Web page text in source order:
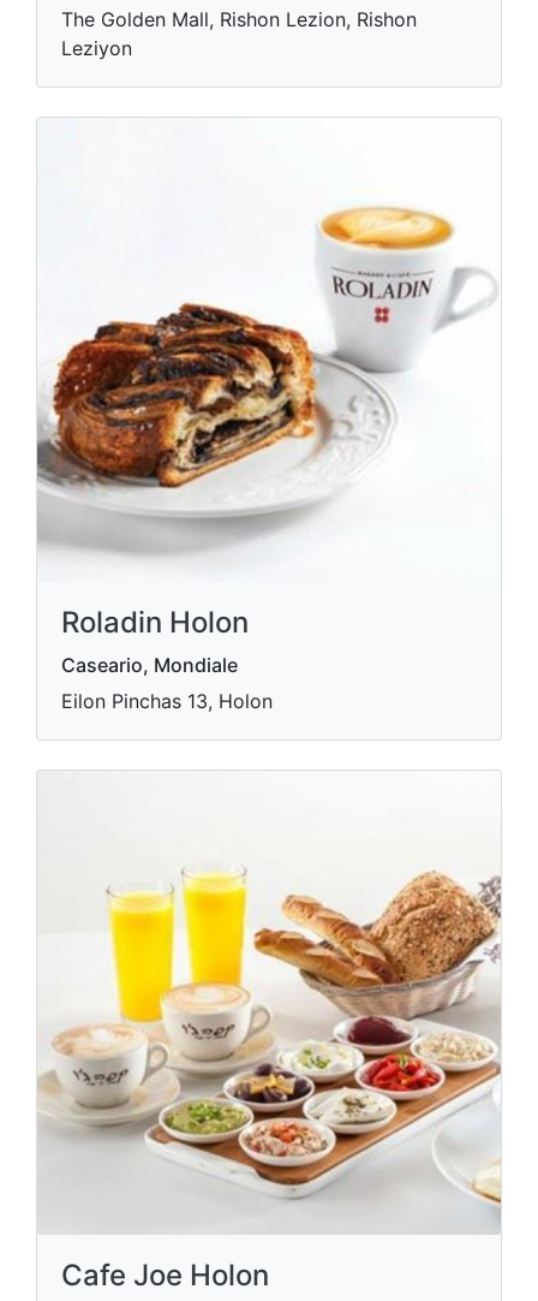
The Golden Mall, Rishon Lezion, Rishon
Leziyon
Roladin Holon
Caseario, Mondiale
Eilon Pinchas 13, Holon
Cafe Joe Holon